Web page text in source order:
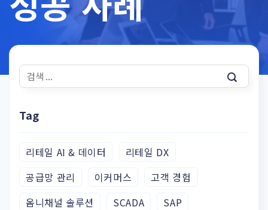
Tag
리테일 AI & 데이터
리테일 DX
공급망 관리
이커머스
고객 경험
옴니채널 솔루션
SCADA SAP